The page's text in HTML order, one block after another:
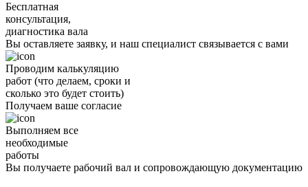
Бесплатная
консультация,
диагностика вала
Вы оставляете заявку, и наш специалист связывается с вами
Проводим калькуляцию
работ (что делаем, сроки и
сколько это будет стоить)
Получаем ваше согласие
Выполняем все
необходимые
работы
Вы получаете рабочий вал и сопровождающую документацию